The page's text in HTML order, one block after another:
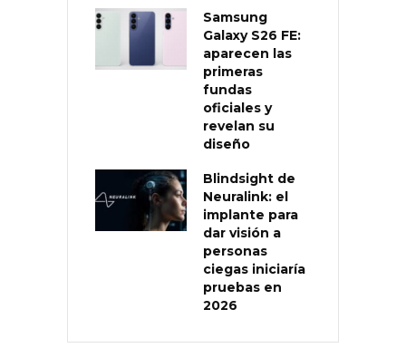
Samsung
Galaxy S26 FE:
aparecen las
primeras
fundas
oficiales y
revelan su
diseño
Blindsight de
Neuralink: el
implante para
dar visión a
personas
ciegas iniciaría
pruebas en
2026